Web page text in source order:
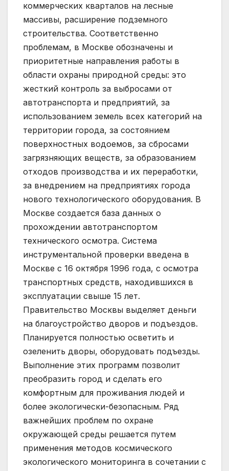
коммерческих кварталов на лесные
массивы, расширение подземного
строительства. Соответственно
проблемам, в Москве обозначены и
приоритетные направления работы в
области охраны природной среды: это
жесткий контроль за выбросами от
автотранспорта и предприятий, за
использованием земель всех категорий на
территории города, за состоянием
поверхностных водоемов, за сбросами
загрязняющих веществ, за образованием
отходов производства и их переработки,
за внедрением на предприятиях города
нового технологического оборудования. В
Москве создается база данных о
прохождении автотранспортом
технического осмотра. Система
инструментальной проверки введена в
Москве с 16 октября 1996 года, с осмотра
транспортных средств, находившихся в
эксплуатации свыше 15 лет.
Правительство Москвы выделяет деньги
на благоустройство дворов и подъездов.
Планируется полностью осветить и
озеленить дворы, оборудовать подъезды.
Выполнение этих программ позволит
преобразить город и сделать его
комфортным для проживания людей и
более экологически-безопасным. Ряд
важнейших проблем по охране
окружающей среды решается путем
применения методов космического
экологического мониторинга в сочетании с